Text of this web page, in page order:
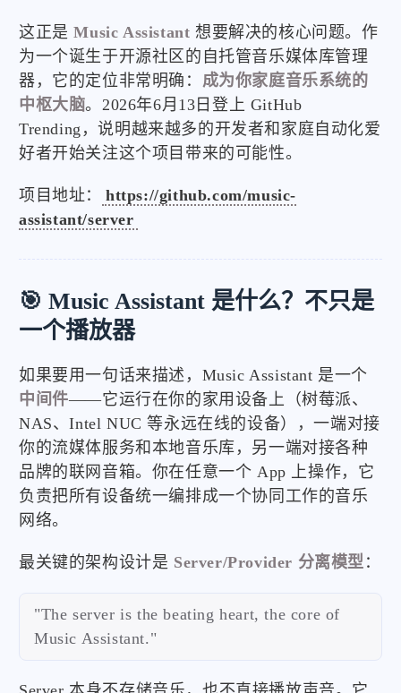
这正是Music Assistant 想要解决的核心问题。作
为一个诞生于开源社区的自托管音乐媒体库管理
器，它的定位非常明确： 成为你家庭音乐系统的
中枢大脑。2026年6月13日登上 GitHub
Trending，说明越来越多的开发者和家庭自动化爱
好者开始关注这个项目带来的可能性。
项目地址：
https://github.com/music-
assistant/server
🎯 Music Assistant 是什么？不只是
一个播放器
如果要用一句话来描述，Music Assistant 是一个
中间件——它运行在你的家用设备上（树莓派、
NAS、Intel NUC 等永远在线的设备），一端对接
你的流媒体服务和本地音乐库，另一端对接各种
品牌的联网音箱。你在任意一个 App 上操作，它
负责把所有设备统一编排成一个协同工作的音乐
网络。
最关键的架构设计是 Server/Provider 分离模型 ：
"The server is the beating heart, the core of
Music Assistant."